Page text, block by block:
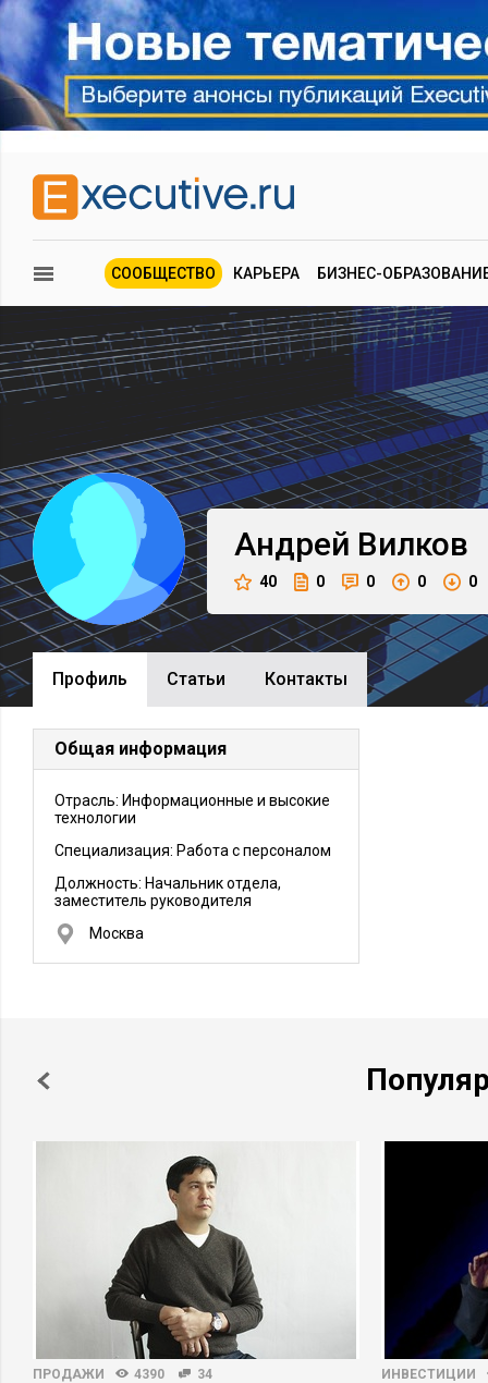
СООБЩЕСТВО КАРЬЕРА БИЗНЕС-
Андрей Вилков
40 0 0 0 0
Профиль Cтатьи Контакты
Общая информация
Отрасль: Информационные и высокие
технологии
Специализация: Работа с персоналом
Должность: Начальник отдела,
заместитель руководителя
Москва
ПРОДАЖИ 4390 34 ИНВЕСТИЦИИ